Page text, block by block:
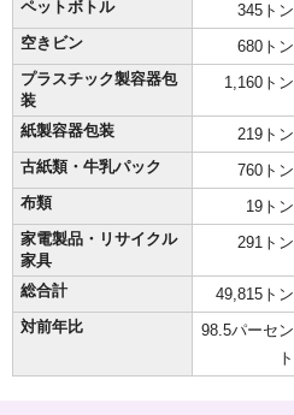
ペットボトル
345トン
空きビン
680トン
プラスチック製容器包
装
1,160トン
紙製容器包装 219トン
古紙類・牛乳パック
760トン
布類
19トン
家電製品・リサイクル
家具
291トン
総合計 49,815トン
対前年比
98.5パーセン
ト